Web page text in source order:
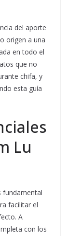
del aporte
origen a una
en todo el
que no
chifa, y
esta guía
Lu
fundamental
facilitar el
A
con los